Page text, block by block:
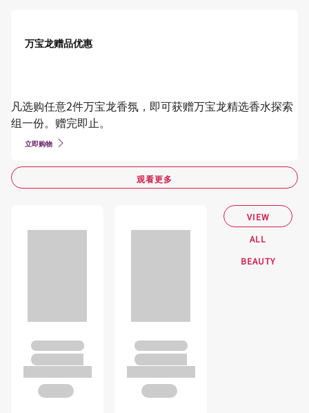
万宝龙赠品优惠
凡选购任意2件万宝龙香氛，即可获赠万宝龙精选香水探索
组一份。赠完即止。
立即购物
观看更多
VIEW
ALL
BEAUTY